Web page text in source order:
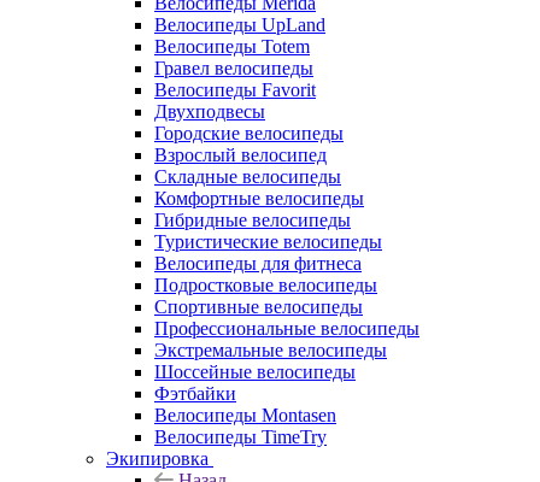
Велосипеды UpLand
Велосипеды Totem
Гравел велосипеды
Велосипеды Favorit
Двухподвесы
Городские велосипеды
Взрослый велосипед
Складные велосипеды
Комфортные велосипеды
Гибридные велосипеды
Туристические велосипеды
Велосипеды для фитнеса
Подростковые велосипеды
Спортивные велосипеды
Профессиональные велосипеды
Экстремальные велосипеды
Шоссейные велосипеды
Фэтбайки
Велосипеды Montasen
Велосипеды TimeTry
Экипировка